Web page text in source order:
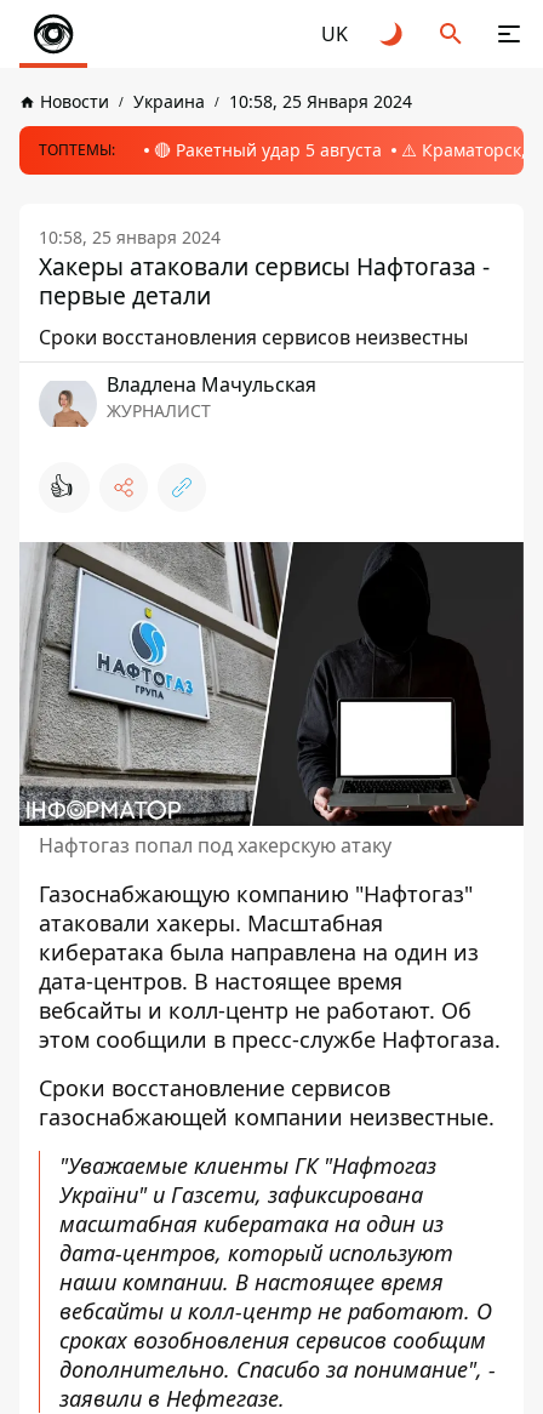
UK
Новости Украина 10:58, 25 Января 2024
ТОПТЕМЫ: 🔴 Ракетный удар 5 августа ⚠️ Краматорск,
10:58, 25 января 2024
Хакеры атаковали сервисы Нафтогаза -
первые детали
Сроки восстановления сервисов неизвестны
Владлена Мачульская
ЖУРНАЛИСТ
👍
Нафтогаз попал под хакерскую атаку
Газоснабжающую компанию "Нафтогаз"
атаковали хакеры. Масштабная
кибератака была направлена ​​на один из
дата-центров. В настоящее время
вебсайты и колл-центр не работают. Об
этом сообщили в пресс-службе Нафтогаза.
Сроки восстановление сервисов
газоснабжающей компании неизвестные.
"Уважаемые клиенты ГК "Нафтогаз
України" и Газсети, зафиксирована
масштабная кибератака на один из
дата-центров, который используют
наши компании. В настоящее время
вебсайты и колл-центр не работают. О
сроках возобновления сервисов сообщим
дополнительно. Спасибо за понимание", -
заявили в Нефтегазе.